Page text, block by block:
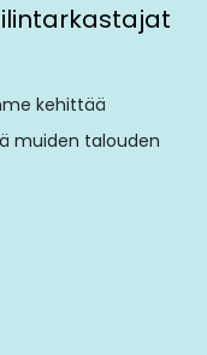
kehittää
muiden talouden